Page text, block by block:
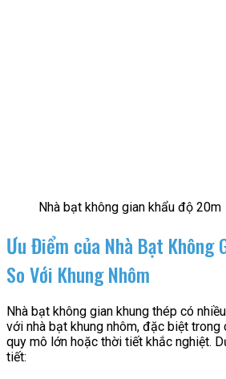
Nhà bạt không gian khẩu độ 20m
Ưu Điểm của Nhà Bạt Không
So Với Khung Nhôm
Nhà bạt không gian khung thép có
với nhà bạt khung nhôm, đặc biệt
quy mô lớn hoặc thời tiết khắc nghiệt.
tiết: